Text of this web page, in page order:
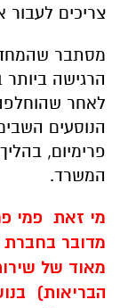
צריכים
מסתבר
הרגישה
לאחר
הנוסעים
פרימיום,
המשרד.
מי זאת פמי
מדובר בחברת
מאוד של
הבריאות)